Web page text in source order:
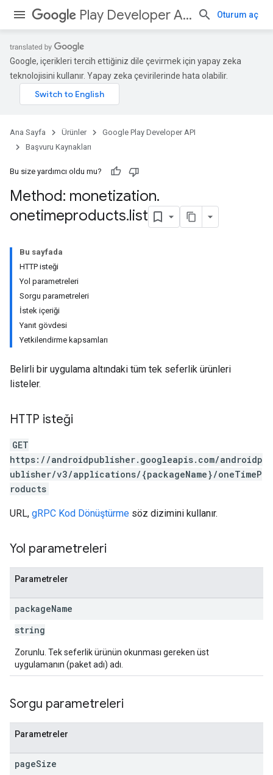
Play Developer API Oturum aç
Google, içerikleri tercih ettiğiniz dile çevirmek için yapay zeka
teknolojisini kullanır. Yapay zeka çevirilerinde hata olabilir.
Ana Sayfa Ürünler
Google Play Developer API
Başvuru Kaynakları
Bu size yardımcı oldu mu?
Method: monetization.
onetimeproducts.list
Bu sayfada
HTTP isteği
Yol parametreleri
Sorgu parametreleri
İstek içeriği
Yanıt gövdesi
Yetkilendirme kapsamları
Belirli bir uygulama altındaki tüm tek seferlik ürünleri
listeler.
HTTP isteği
GET
https://androidpublisher.googleapis.com/androidp
ublisher/v3/applications/{packageName}/oneTimeP
roducts
URL, gRPC Kod Dönüştürme söz dizimini kullanır.
Yol parametreleri
Parametreler
packageName
string
Zorunlu. Tek seferlik ürünün okunması gereken üst
uygulamanın (paket adı) adı.
Sorgu parametreleri
Parametreler
pageSize